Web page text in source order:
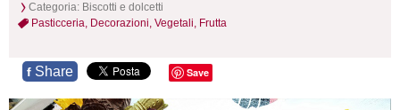
Categoria: Biscotti e dolcetti
Pasticceria, Decorazioni, Vegetali, Frutta
f Share Save